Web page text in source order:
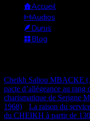
Accueil
Audios
Durus
Blog
Cheikh Saliou MBACKE
pacte d’allégeance au
charismatique de Serigne
1968)
La raison du
du CHEIKH à partir de